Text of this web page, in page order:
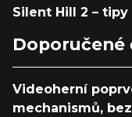
Silent Hill 2 –
Doporučené
Videoherní
mechanismů,